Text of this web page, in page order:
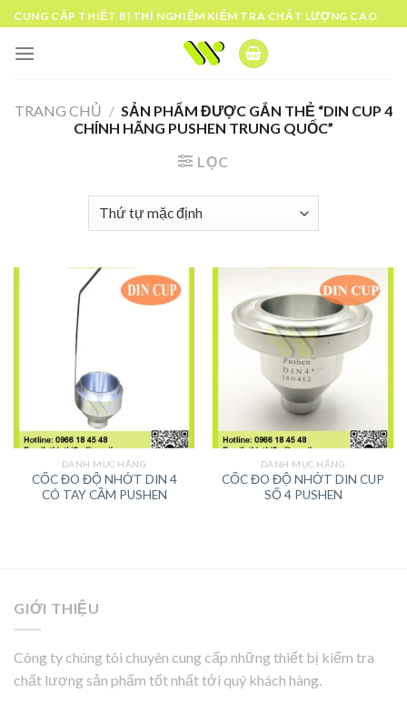
Skip
to
content
CUNG CẤP THIẾT BỊ THÍ NGHIỆM KIỂM TRA CHẤT LƯỢNG CAO
TRANG CHỦ / SẢN PHẨM ĐƯỢC GẮN THẺ “DIN CUP 4
CHÍNH HÃNG PUSHEN TRUNG QUỐC”
LỌC
DANH MỤC HÃNG
CỐC ĐO ĐỘ NHỚT DIN 4
CÓ TAY CẦM PUSHEN
DANH MỤC HÃNG
CỐC ĐO ĐỘ NHỚT DIN CUP
SỐ 4 PUSHEN
GIỚI THIỆU
Công ty chúng tôi chuyên cung cấp những thiết bị kiểm tra
chất lượng sản phẩm tốt nhất tới quý khách hàng.